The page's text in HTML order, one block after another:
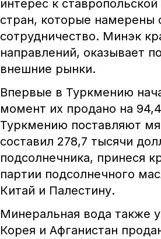
интерес к
стран, которые намерены
сотрудничество. Минэк
направлений, оказывает
внешние рынки.
Впервые в Туркмению
момент их продано на
Туркмению поставляют
составил 278,7 тысячи
подсолнечника, принеся
партии подсолнечного
Китай и Палестину.
Минеральная вода также
Корея и Афганистан